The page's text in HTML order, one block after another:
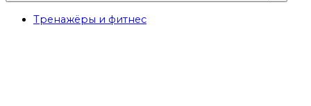
Тренажёры и фитнес